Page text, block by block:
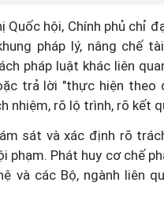
Quốc hội, Chính phủ chỉ
pháp lý, nâng chế
pháp luật khác liên
trả lời "thực hiện
nhiệm, rõ lộ trình, rõ kết
sát và xác định rõ
Phát huy cơ chế
và các Bộ, ngành liên